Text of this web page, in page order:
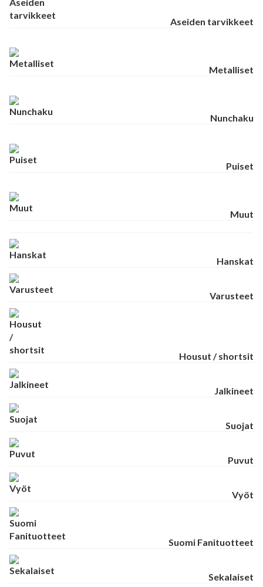
Aseiden tarvikkeet
Metalliset
Nunchaku
Puiset
Muut
Hanskat
Varusteet
Housut / shortsit
Jalkineet
Suojat
Puvut
Vyöt
Suomi Fanituotteet
Sekalaiset